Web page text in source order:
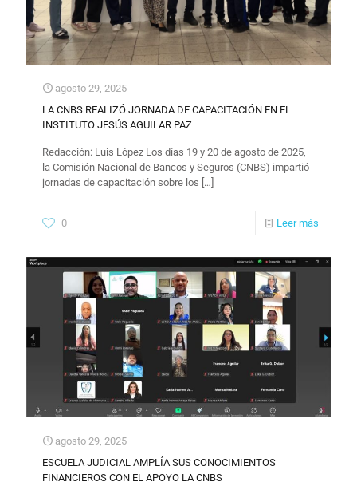
agosto 29, 2025
LA CNBS REALIZÓ JORNADA DE CAPACITACIÓN EN EL
INSTITUTO JESÚS AGUILAR PAZ
Redacción: Luis López Los días 19 y 20 de agosto de 2025,
la Comisión Nacional de Bancos y Seguros (CNBS) impartió
jornadas de capacitación sobre los […]
0 Leer más
agosto 29, 2025
ESCUELA JUDICIAL AMPLÍA SUS CONOCIMIENTOS
FINANCIEROS CON EL APOYO LA CNBS